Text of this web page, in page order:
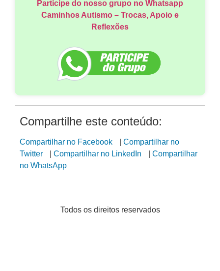
Caminhos Autismo – Trocas, Apoio e
Reflexões
Compartilhe este conteúdo:
Compartilhar no Facebook | Compartilhar no
Twitter
| Compartilhar no LinkedIn | Compartilhar
no WhatsApp
Todos os direitos reservados